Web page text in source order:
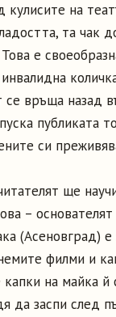
кулисите на
та чак
е
се връща назад
публиката
си
ще
–
(Асеновград) е
филми и
капки на майка й
да заспи след